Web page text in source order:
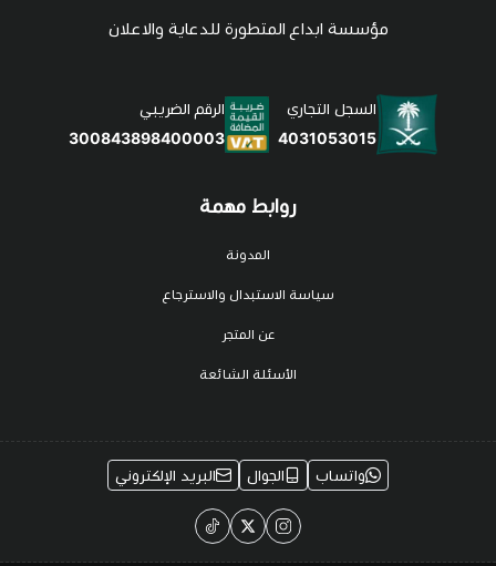
روابط مهمة
المدونة
سياسة الاستبدال والاسترجاع
عن المتجر
الأسئلة الشائعة
مؤسسة ابداع المتطورة للدعاية والاعلان
السجل التجاري
4031053015
الرقم الضريبي
300843898400003
واتساب الجوال البريد الإلكتروني